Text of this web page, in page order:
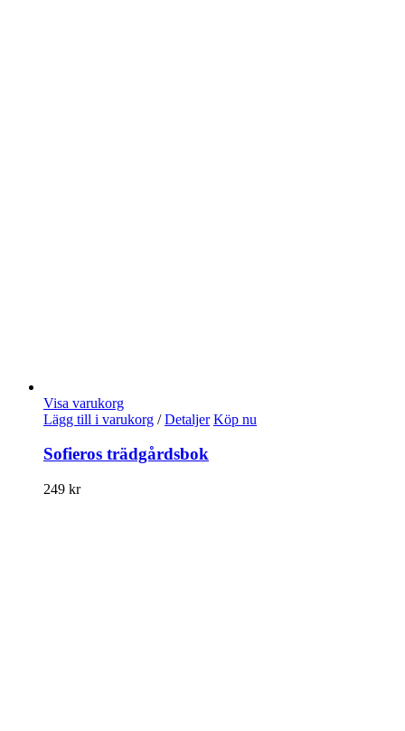
Visa varukorg
Lägg till i varukorg / Detaljer Köp nu
Sofieros trädgårdsbok
249 kr